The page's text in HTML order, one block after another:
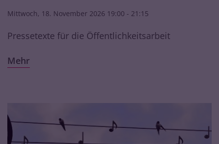
Mittwoch, 18. November 2026 19:00 - 21:15
Pressetexte für die Öffentlichkeitsarbeit
Mehr